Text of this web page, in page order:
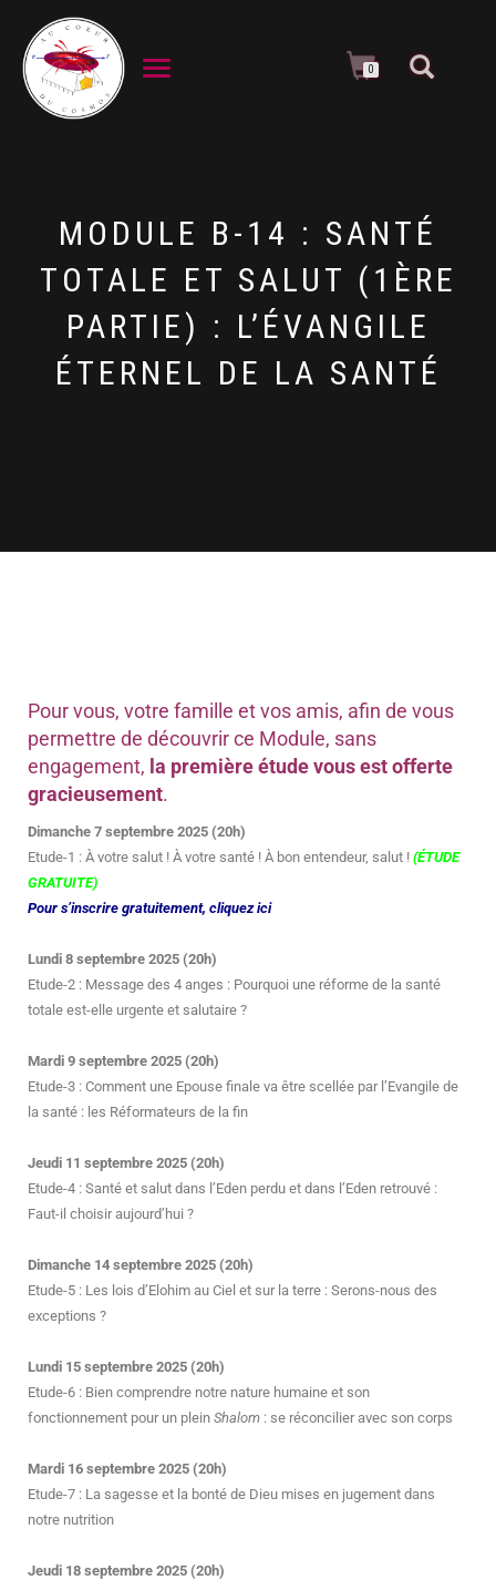
DÉPLIER LA NAVIGATION 0
MODULE B-14 : SANTÉ
TOTALE ET SALUT (1ÈRE
PARTIE) : L’ÉVANGILE
ÉTERNEL DE LA SANTÉ
Pour vous, votre famille et vos amis, afin de vous
permettre de découvrir ce Module, sans
engagement, la première étude vous est offerte
gracieusement.
Dimanche 7 septembre 2025 (20h)
Etude-1 : À votre salut ! À votre santé ! À bon entendeur, salut ! (ÉTUDE
GRATUITE)
Pour s’inscrire gratuitement, cliquez ici
Lundi 8 septembre 2025 (20h)
Etude-2 : Message des 4 anges : Pourquoi une réforme de la santé
totale est-elle urgente et salutaire ?
Mardi 9 septembre 2025 (20h)
Etude-3 : Comment une Epouse finale va être scellée par l’Evangile de
la santé : les Réformateurs de la fin
Jeudi 11 septembre 2025 (20h)
Etude-4 : Santé et salut dans l’Eden perdu et dans l’Eden retrouvé :
Faut-il choisir aujourd’hui ?
Dimanche 14 septembre 2025 (20h)
Etude-5 : Les lois d’Elohim au Ciel et sur la terre : Serons-nous des
exceptions ?
Lundi 15 septembre 2025 (20h)
Etude-6 : Bien comprendre notre nature humaine et son
fonctionnement pour un plein Shalom : se réconcilier avec son corps
Mardi 16 septembre 2025 (20h)
Etude-7 : La sagesse et la bonté de Dieu mises en jugement dans
notre nutrition
Jeudi 18 septembre 2025 (20h)